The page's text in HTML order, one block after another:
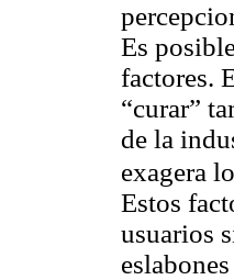
Es
factores.
“curar”
de la
exagera
Estos
usuarios